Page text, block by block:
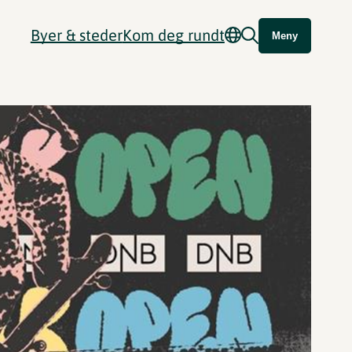
Byer & stederKom deg rundt Meny